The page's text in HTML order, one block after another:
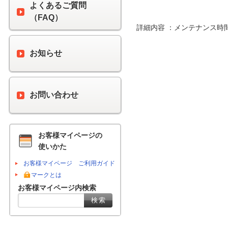
詳細内容 ：メンテナンス時
よくあるご質問
（FAQ）
お知らせ
お問い合わせ
お客様マイページの
使いかた
お客様マイページ ご利用ガイド
マークとは
お客様マイページ内検索